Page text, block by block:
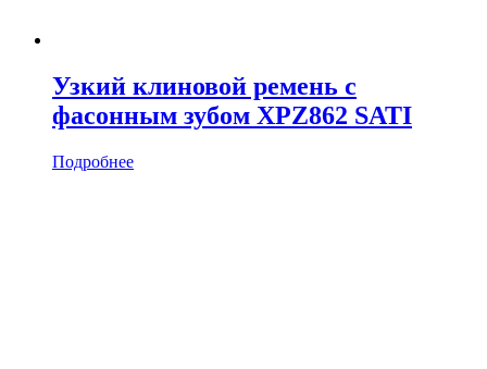
Узкий клиновой ремень с
фасонным зубом XPZ862 SATI
Подробнее